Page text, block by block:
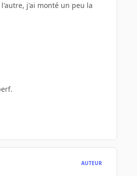
j'ai monté un peu la
AUTEUR